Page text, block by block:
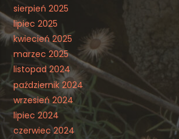
sierpień 2025
lipiec 2025
kwiecień 2025
marzec 2025
listopad 2024
październik 2024
wrzesień 2024
lipiec 2024
czerwiec 2024